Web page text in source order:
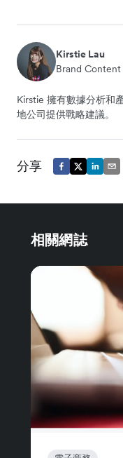
Kirstie Lau
Brand
Kirstie 擁有數據分析和
地公司提供戰略建議。
分享
相關網誌